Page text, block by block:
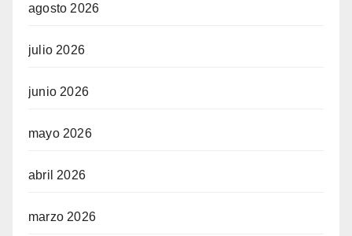
agosto 2026
julio 2026
junio 2026
mayo 2026
abril 2026
marzo 2026